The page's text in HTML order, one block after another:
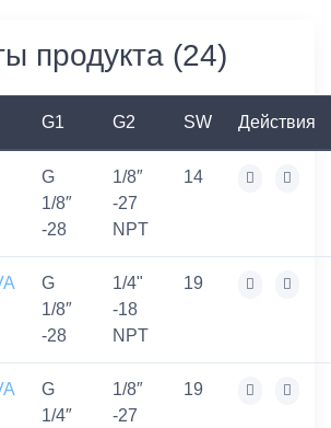
продукта (24)
G1 G2 SW Действия
G
1/8″
-28
1/8″
-27
NPT
14
G
1/8″
-28
1/4"
-18
NPT
19
G
1/4″
1/8″
-27
19